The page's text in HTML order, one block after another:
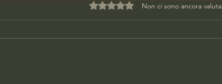
Valutazione 0 stelle su 5.
Non ci sono ancora